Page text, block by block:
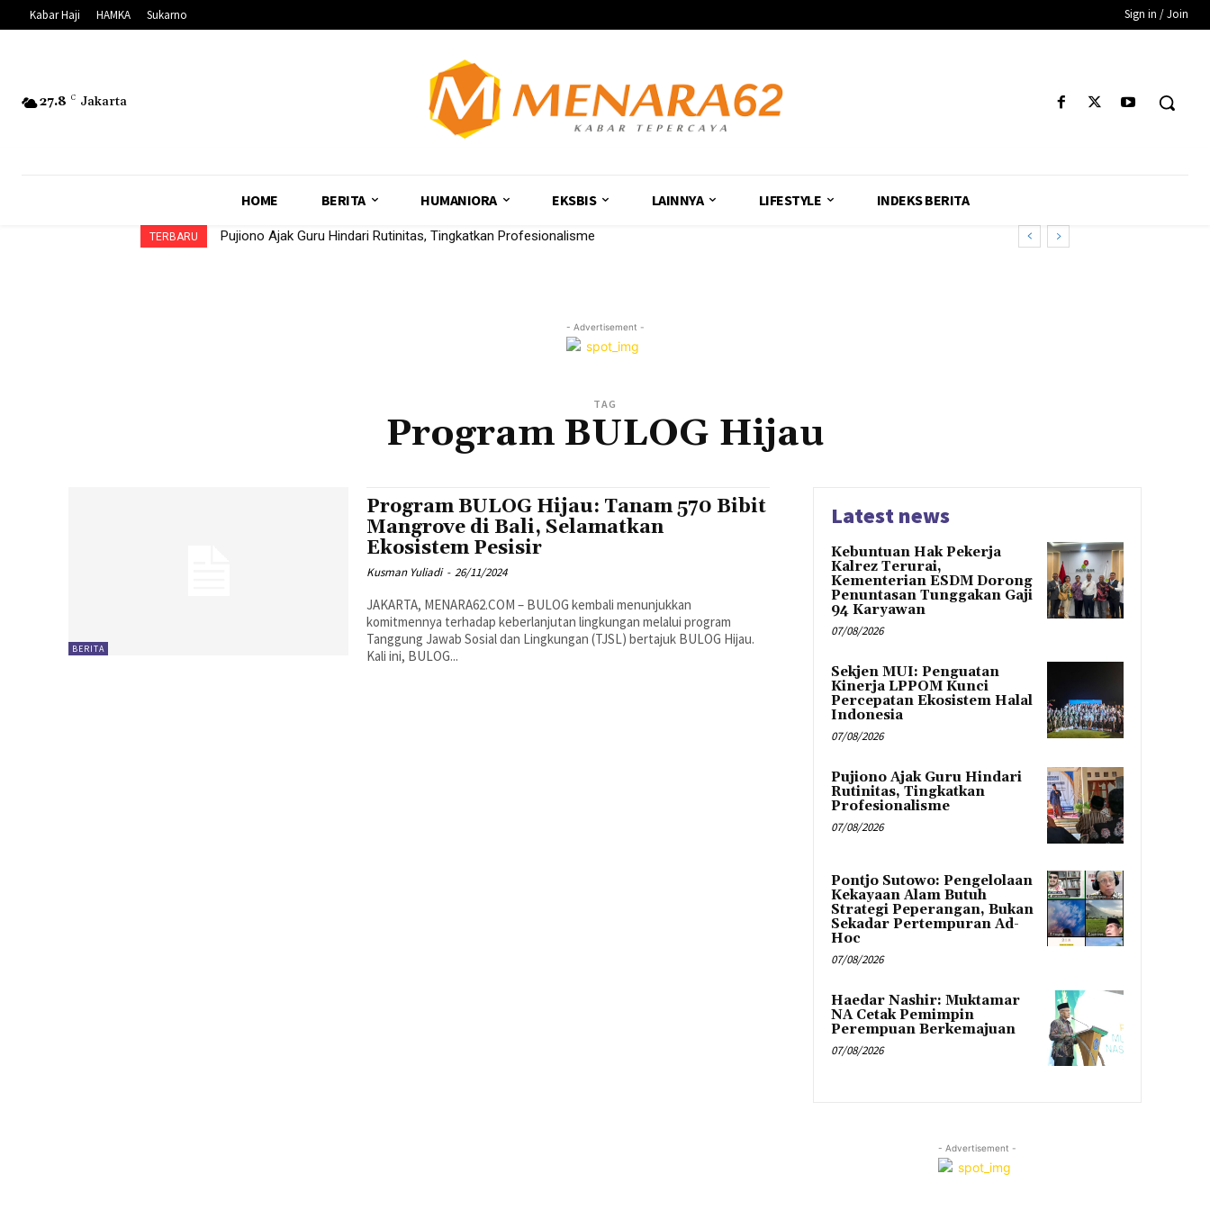
Kabar Haji HAMKA Sukarno Sign in / Join
27.8 C Jakarta
HOME BERITA HUMANIORA EKSBIS LAINNYA LIFESTYLE INDEKS BERITA
TERBARU Pujiono Ajak Guru Hindari Rutinitas, Tingkatkan Profesionalisme
- Advertisement -
TAG
Program BULOG Hijau
BERITA
Program BULOG Hijau: Tanam 570 Bibit
Mangrove di Bali, Selamatkan
Ekosistem Pesisir
Kusman Yuliadi - 26/11/2024
JAKARTA, MENARA62.COM – BULOG kembali menunjukkan
komitmennya terhadap keberlanjutan lingkungan melalui program
Tanggung Jawab Sosial dan Lingkungan (TJSL) bertajuk BULOG Hijau.
Kali ini, BULOG...
Latest news
Kebuntuan Hak Pekerja
Kalrez Terurai,
Kementerian ESDM Dorong
Penuntasan Tunggakan Gaji
94 Karyawan
07/08/2026
Sekjen MUI: Penguatan
Kinerja LPPOM Kunci
Percepatan Ekosistem Halal
Indonesia
07/08/2026
Pujiono Ajak Guru Hindari
Rutinitas, Tingkatkan
Profesionalisme
07/08/2026
Pontjo Sutowo: Pengelolaan
Kekayaan Alam Butuh
Strategi Peperangan, Bukan
Sekadar Pertempuran Ad-
Hoc
07/08/2026
Haedar Nashir: Muktamar
NA Cetak Pemimpin
Perempuan Berkemajuan
07/08/2026
- Advertisement -